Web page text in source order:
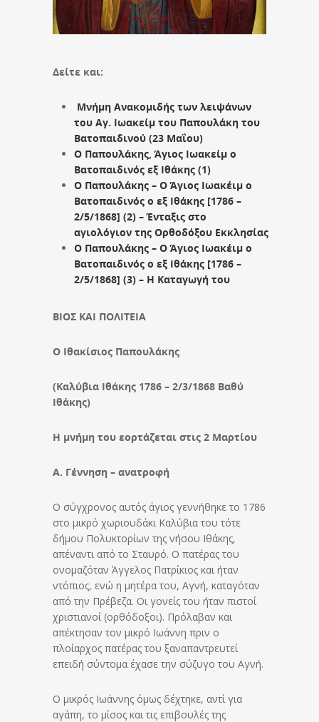
Δείτε και:
Μνήμη Ανακομιδής των λειψάνων
του Αγ. Ιωακείμ του Παπουλάκη του
Βατοπαιδινού (23 Μαΐου)
Ο Παπουλάκης, Άγιος Ιωακείμ ο
Βατοπαιδινός εξ Ιθάκης (1)
Ο Παπουλάκης – Ο Άγιος Ιωακέιμ ο
Βατοπαιδινός ο εξ Ιθάκης [1786 –
2/5/1868] (2) – Ένταξις στο
αγιολόγιον της Ορθοδόξου Εκκλησίας
Ο Παπουλάκης – Ο Άγιος Ιωακέιμ ο
Βατοπαιδινός ο εξ Ιθάκης [1786 –
2/5/1868] (3) – Η Καταγωγή του
ΒΙΟΣ ΚΑΙ ΠΟΛΙΤΕΙΑ
Ο Ιθακίσιος Παπουλάκης
(Καλύβια Ιθάκης 1786 – 2/3/1868 Βαθύ
Ιθάκης)
Η μνήμη του εορτάζεται στις 2 Μαρτίου
Α. Γέννηση – ανατροφή
Ο σύγχρονος αυτός άγιος γεννήθηκε το 1786
στο μικρό χωριουδάκι Καλύβια του τότε
δήμου Πολυκτορίων της νήσου Ιθάκης,
απέναντι από το Σταυρό. Ο πατέρας του
ονομαζόταν Άγγελος Πατρίκιος και ήταν
ντόπιος, ενώ η μητέρα του, Αγνή, καταγόταν
από την Πρέβεζα. Οι γονείς του ήταν πιστοί
χριστιανοί (ορθόδοξοι). Πρόλαβαν και
απέκτησαν τον μικρό Ιωάννη πριν ο
πλοίαρχος πατέρας του ξαναπαντρευτεί
επειδή σύντομα έχασε την σύζυγο του Αγνή.
Ο μικρός Ιωάννης όμως δέχτηκε, αντί για
αγάπη, το μίσος και τις επιβουλές της